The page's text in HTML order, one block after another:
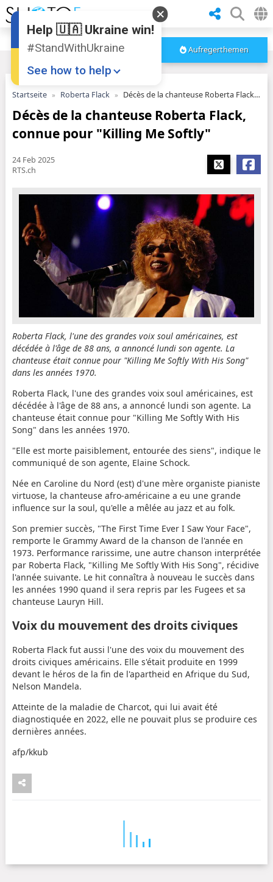
Aufregerthemen
Startseite Roberta Flack Décès de la chanteuse Roberta Flack, connue pour "Killing Me Softly"
Décès de la chanteuse Roberta Flack,
connue pour "Killing Me Softly"
24 Feb 2025
RTS.ch
Roberta Flack, l'une des grandes voix soul américaines, est
décédée à l'âge de 88 ans, a annoncé lundi son agente. La
chanteuse était connue pour "Killing Me Softly With His Song"
dans les années 1970.
Roberta Flack, l'une des grandes voix soul américaines, est
décédée à l'âge de 88 ans, a annoncé lundi son agente. La
chanteuse était connue pour "Killing Me Softly With His
Song" dans les années 1970.
"Elle est morte paisiblement, entourée des siens", indique le
communiqué de son agente, Elaine Schock.
Née en Caroline du Nord (est) d'une mère organiste pianiste
virtuose, la chanteuse afro-américaine a eu une grande
influence sur la soul, qu'elle a mêlée au jazz et au folk.
Son premier succès, "The First Time Ever I Saw Your Face",
remporte le Grammy Award de la chanson de l'année en
1973. Performance rarissime, une autre chanson interprétée
par Roberta Flack, "Killing Me Softly With His Song", récidive
l'année suivante. Le hit connaîtra à nouveau le succès dans
les années 1990 quand il sera repris par les Fugees et sa
chanteuse Lauryn Hill.
Voix du mouvement des droits civiques
Roberta Flack fut aussi l'une des voix du mouvement des
droits civiques américains. Elle s'était produite en 1999
devant le héros de la fin de l'apartheid en Afrique du Sud,
Nelson Mandela.
Atteinte de la maladie de Charcot, qui lui avait été
diagnostiquée en 2022, elle ne pouvait plus se produire ces
dernières années.
afp/kkub
Help 🇺🇦 Ukraine win!
#StandWithUkraine
See how to help
Support Ukraine
❤
Share this widget
📌